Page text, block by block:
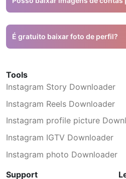
Sim, aceitamos links de contas
colar o link e salvar em HD.
É gratuito baixar foto de perfil?
Tools
Instagram Story Downloader
Instagram Reels Downloader
Instagram profile picture
Instagram IGTV Downloader
Instagram photo Downloader
Support